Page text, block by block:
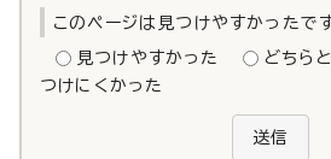
このページは見つけやすかったで
見つけやすかった どちら
つけにくかった
送信